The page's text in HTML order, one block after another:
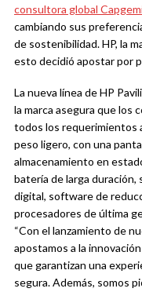
consultora global
cambiando sus
de sostenibilidad. HP, la
esto decidió apostar por
La nueva línea de HP
la marca asegura que los
todos los requerimientos
peso ligero, con una
almacenamiento en
batería de larga
digital, software de
procesadores de última
“Con el lanzamiento de
apostamos a la
que garantizan una
segura. Además, somos